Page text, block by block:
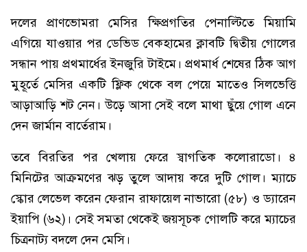
দলের প্রাণভোমরা মেসির ক্ষিপ্রগতির পেনাল্টিতে মিয়ামি
এগিয়ে যাওয়ার পর ডেভিড বেকহামের ক্লাবটি দ্বিতীয় গোলের
সন্ধান পায় প্রথমার্ধের ইনজুরি টাইমে। প্রথমার্ধ শেষের ঠিক আগ
মুহূর্তে মেসির একটি ফ্লিক থেকে বল পেয়ে মাতেও সিলভেত্তি
আড়াআড়ি শট নেন। উড়ে আসা সেই বলে মাথা ছুঁয়ে গোল এনে
দেন জার্মান বার্তেরাম।
তবে বিরতির পর খেলায় ফেরে স্বাগতিক কলোরাডো। ৪
মিনিটের আক্রমণের ঝড় তুলে আদায় করে দুটি গোল। ম্যাচে
স্কোর লেভেল করেন ফেরান রাফায়েল নাভারো (৫৮) ও ড্যারেন
ইয়াপি (৬২)। সেই সমতা থেকেই জয়সূচক গোলটি করে ম্যাচের
চিত্রনাট্য বদলে দেন মেসি।